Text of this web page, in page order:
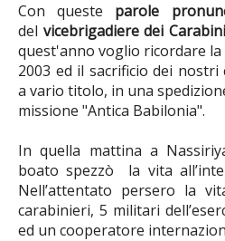
Con queste parole
del vicebrigadiere dei
quest'anno voglio ricordare
2003 ed il sacrificio dei
a vario titolo, in una
missione "Antica Babilonia".
In quella mattina a
boato spezzò la vita
Nell’attentato persero la
carabinieri, 5 militari
ed un cooperatore